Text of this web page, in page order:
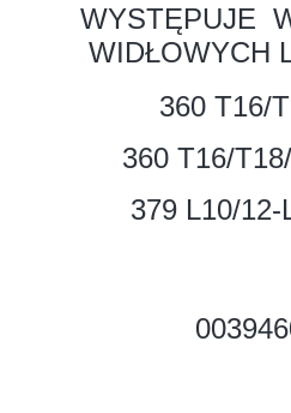
WYSTĘPUJE
WIDŁOWYCH
360 T16/
360 T16/
379 L10/12-